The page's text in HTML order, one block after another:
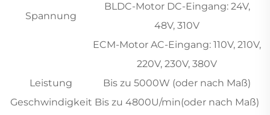
Spannung
BLDC-Motor DC-Eingang: 24V,
48V, 310V
ECM-Motor AC-Eingang: 110V, 210V,
220V, 230V, 380V
Leistung
Bis zu 5000W (oder nach Maß)
Geschwindigkeit Bis zu 4800U/min(oder nach Maß)